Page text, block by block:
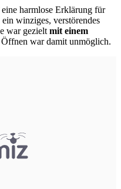
harmlose Erklärung für
winziges, verstörendes
war gezielt mit einem
war damit unmöglich.